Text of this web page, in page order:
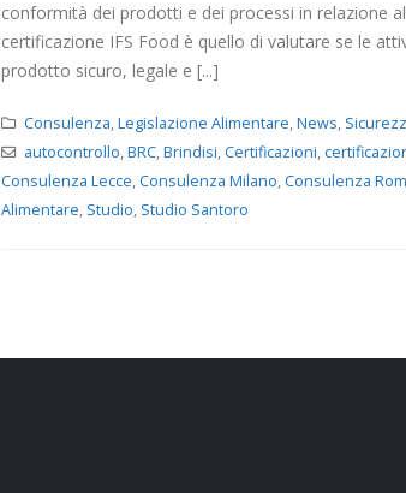
conformità dei prodotti e dei processi in relazione
certificazione IFS Food è quello di valutare se le
prodotto sicuro, legale e [...]
Consulenza,Legislazione Alimentare,News,
autocontrollo,BRC,Brindisi,Certificazioni,
Consulenza Lecce,Consulenza Milano,Consulenza
Alimentare, Studio, Studio Santoro